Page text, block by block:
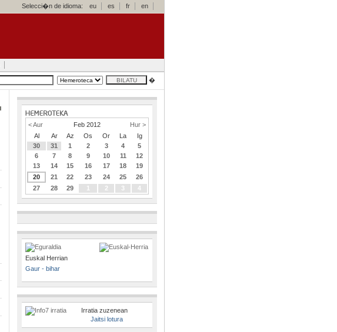
Selecci�n de idioma: eu es fr en
�
< Aur Feb 2012
Hur >
Al
Ar Az Os Or La
Ig
30
31 1 2 3 4
5
6
7 8 9 10 11
12
13
14 15 16 17 18
19
20
21 22 23 24 25
26
27
28 29 1 2 3 4
Euskal Herrian
Gaur - bihar
Irratia zuzenean
Jaitsi lotura